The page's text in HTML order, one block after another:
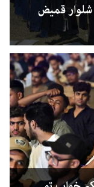
شلوار قمیض